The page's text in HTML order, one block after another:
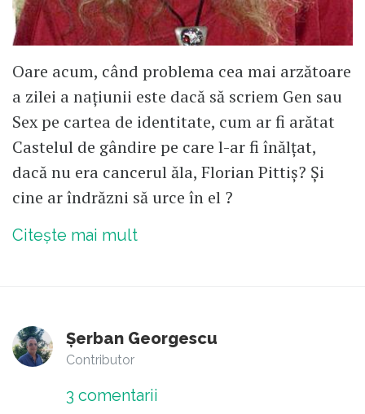
Oare acum, când problema cea mai arzătoare
a zilei a națiunii este dacă să scriem Gen sau
Sex pe cartea de identitate, cum ar fi arătat
Castelul de gândire pe care l-ar fi înălțat,
dacă nu era cancerul ăla, Florian Pittiș? Și
cine ar îndrăzni să urce în el ?
Citește mai mult
Șerban Georgescu
Contributor
3 comentarii